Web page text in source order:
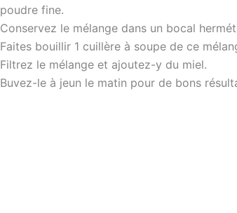
poudre fine.
Conservez le mélange dans un bocal
Faites bouillir 1 cuillère à soupe de ce
Filtrez le mélange et ajoutez-y du miel.
Buvez-le à jeun le matin pour de bons